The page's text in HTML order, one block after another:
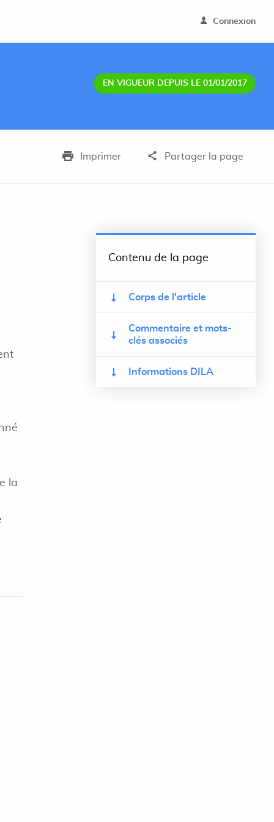
Connexion
EN VIGUEUR DEPUIS LE 01/01/2017
Imprimer Partager la page
la
Contenu de la page
Corps de l'article
Commentaire et mots-
clés associés
Informations DILA